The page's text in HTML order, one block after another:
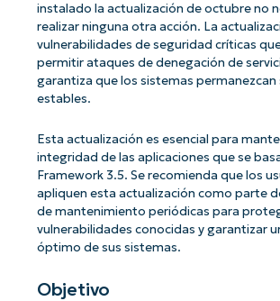
instalado la actualización de octubre no
realizar ninguna otra acción. La
vulnerabilidades de seguridad críticas
permitir ataques de denegación de
garantiza que los sistemas permanezcan
estables.
Esta actualización es esencial para
integridad de las aplicaciones que se
Framework 3.5. Se recomienda que los
apliquen esta actualización como parte
de mantenimiento periódicas para
vulnerabilidades conocidas y garantizar
óptimo de sus sistemas.
Objetivo